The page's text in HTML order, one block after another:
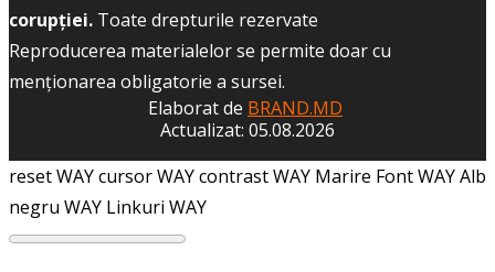
corupției. Toate drepturile rezervate
Reproducerea materialelor se permite doar cu
menţionarea obligatorie a sursei.
Elaborat de BRAND.MD
Actualizat: 05.08.2026
reset WAYcursor WAYcontrast WAY Marire Font WAYAlb
negru WAY Linkuri WAY